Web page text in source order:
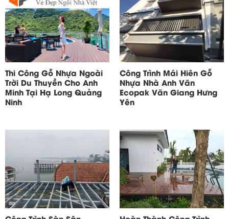
Thi Công Gỗ Nhựa Ngoài
Trời Du Thuyền Cho Anh
Minh Tại Hạ Long Quảng
Ninh
Công Trình Mái Hiên Gỗ
Nhựa Nhà Anh Văn
Ecopak Văn Giang Hưng
Yên